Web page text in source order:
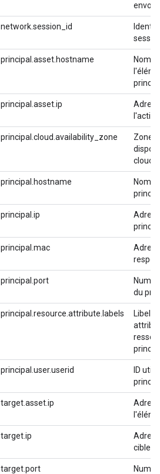
network.session_id
principal.asset.hostname
Nom
principal.asset.ip
l'actif
principal.cloud.availability_zone
Zone
cloud
principal.hostname
Nom
principal.ip
principal.mac
principal.port
du
principal.resource.attribute.labels
principal.user.userid
ID
target.asset.ip
target.ip
cible
target.port